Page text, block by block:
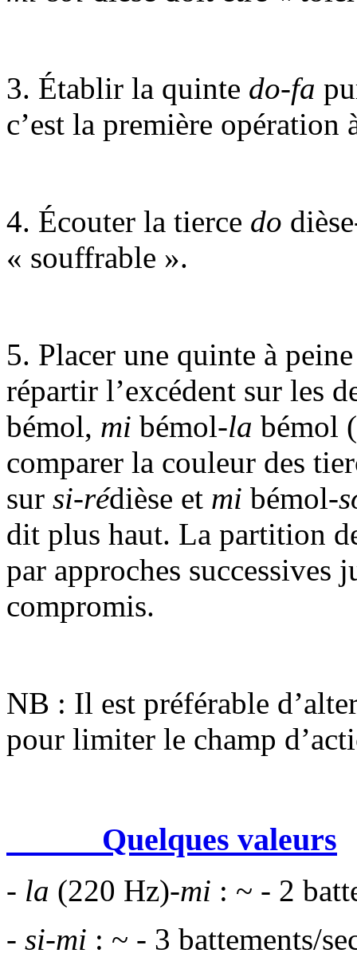
3. Établir la quinte do-fa
c’est la première opération
4. Écouter la tierce do
« souffrable ».
5. Placer une quinte à
répartir l’excédent sur les
bémol, mi bémol-la bémol (
comparer la couleur des
sur si-rédièse et mi bémol-
dit plus haut. La partition
par approches successives
compromis.
NB : Il est préférable
pour limiter le champ
Quelques valeurs
- la (220 Hz)-mi : ~ - 2
- si-mi : ~ - 3 battements/